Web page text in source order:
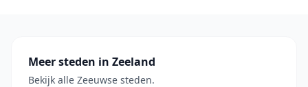
Meer steden in Zeeland
Bekijk alle Zeeuwse steden.